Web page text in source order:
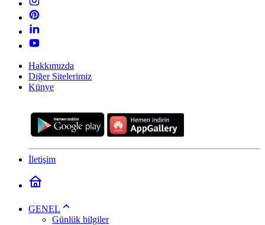
Hakkımızda
Diğer Sitelerimiz
Künye
İletişim
GENEL
Günlük bilgiler